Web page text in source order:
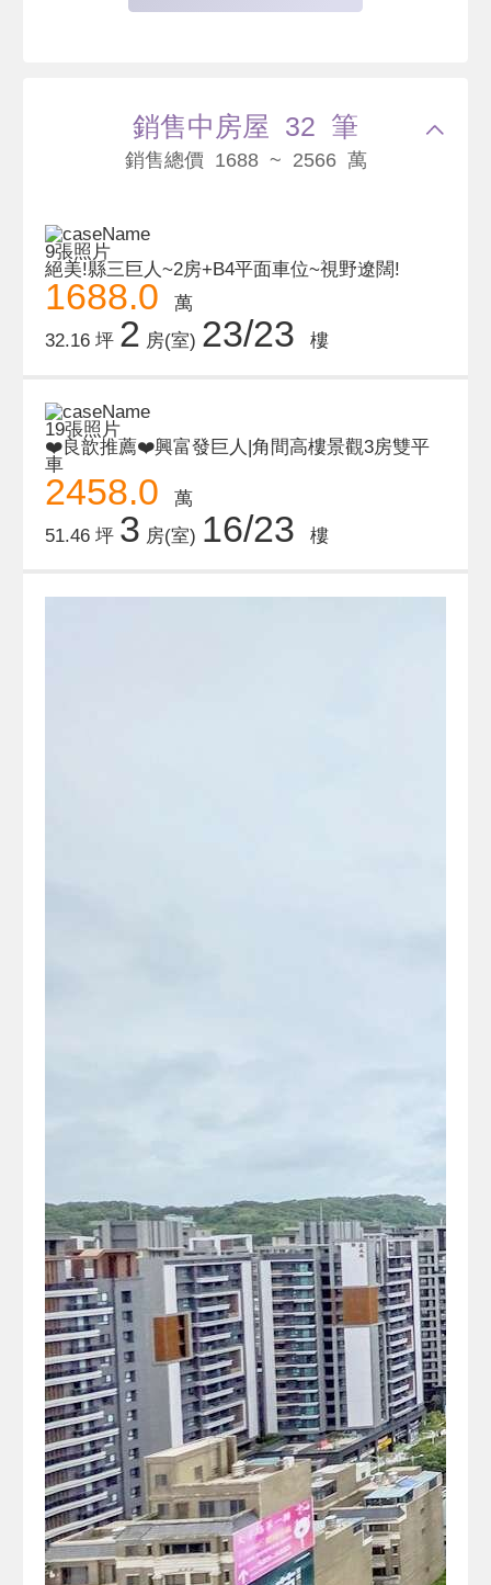
銷售中房屋 32 筆
銷售總價 1688 ~ 2566 萬
9張照片
絕美!縣三巨人~2房+B4平面車位~視野遼闊!
1688.0
萬
32.16 坪 2 房(室) 23/23 樓
19張照片
❤️良歆推薦❤️興富發巨人|角間高樓景觀3房雙平
車
2458.0
萬
51.46 坪 3 房(室) 16/23 樓